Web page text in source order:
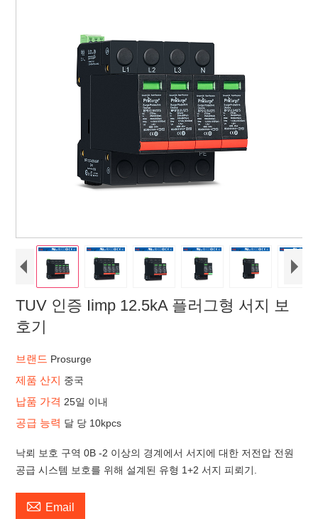
TUV 인증 Iimp 12.5kA 플러그형 서지 보
호기
브랜드 Prosurge
제품 산지 중국
납품 가격 25일 이내
공급 능력 달 당 10kpcs
낙뢰 보호 구역 0B -2 이상의 경계에서 서지에 대한 저전압 전원
공급 시스템 보호를 위해 설계된 유형 1+2 서지 피뢰기.
 Email